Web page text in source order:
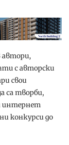
автори,
с авторски
свои
са творби,
интернет
конкурси до